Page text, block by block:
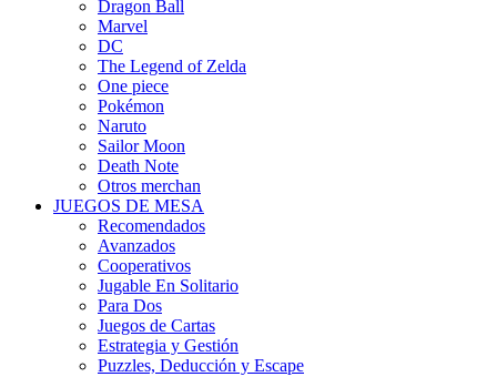
Dragon Ball
Marvel
DC
The Legend of Zelda
One piece
Pokémon
Naruto
Sailor Moon
Death Note
Otros merchan
JUEGOS DE MESA
Recomendados
Avanzados
Cooperativos
Jugable En Solitario
Para Dos
Juegos de Cartas
Estrategia y Gestión
Puzzles, Deducción y Escape